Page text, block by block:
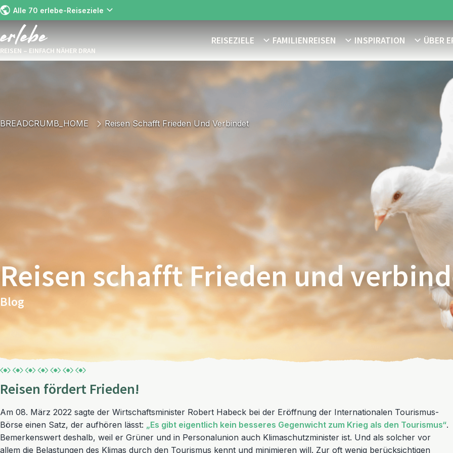
Alle 70 erlebe-Reiseziele
REISEN – EINFACH NÄHER DRAN
REISEZIELE FAMILIENREISEN INSPIRATION ÜBER
BREADCRUMB_HOME Reisen Schafft Frieden Und Verbindet
Reisen schafft Frieden und
Blog
Reisen fördert Frieden!
Am 08. März 2022 sagte der Wirtschaftsminister Robert Habeck bei der Eröffnung der Internationalen Tourismus-
Börse einen Satz, der aufhören lässt: „Es gibt eigentlich kein besseres Gegenwicht zum Krieg als den Tourismus“.
Bemerkenswert deshalb, weil er Grüner und in Personalunion auch Klimaschutzminister ist. Und als solcher vor
allem die Belastungen des Klimas durch den Tourismus kennt und minimieren will. Zur oft wenig berücksichtigen